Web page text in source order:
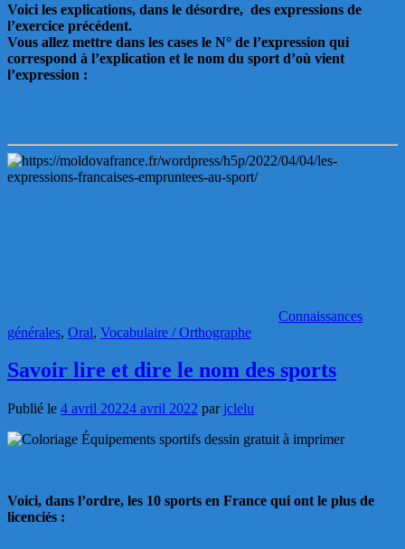
Voici les explications, dans le désordre, des expressions de
l’exercice précédent.
Vous allez mettre dans les cases le N° de l’expression qui
correspond à l’explication et le nom du sport d’où vient
l’expression :
Connaissances
générales, Oral, Vocabulaire / Orthographe
Savoir lire et dire le nom des sports
Publié le 4 avril 20224 avril 2022 par jclelu
Voici, dans l’ordre, les 10 sports en France qui ont le plus de
licenciés :